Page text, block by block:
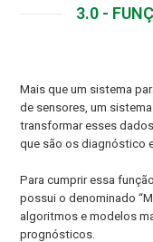
3.0 -
Mais que um sistema
de sensores, um
transformar esses
que são os diagnóstico
Para cumprir essa
possui o denominado
algoritmos e modelos
prognósticos.